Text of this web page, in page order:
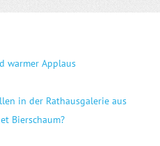
warmer Applaus
in der Rathausgalerie aus
Bierschaum?